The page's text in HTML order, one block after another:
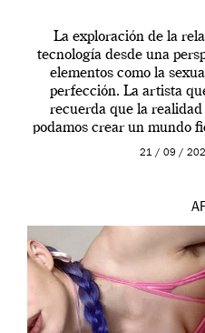
La exploración de la
tecnología desde una
elementos como la
perfección. La artista
recuerda que la
podamos crear un mundo
que los humanos
21 / 09 /